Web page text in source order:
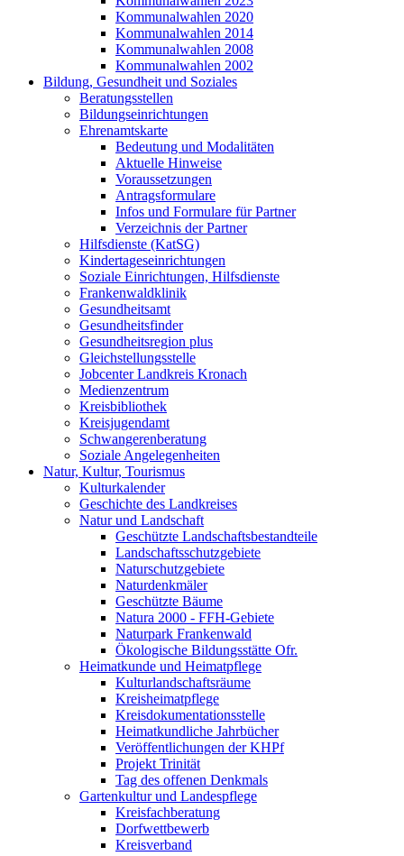
Kommunalwahlen 2020
Kommunalwahlen 2014
Kommunalwahlen 2008
Kommunalwahlen 2002
Bildung, Gesundheit und Soziales
Beratungsstellen
Bildungseinrichtungen
Ehrenamtskarte
Bedeutung und Modalitäten
Aktuelle Hinweise
Voraussetzungen
Antragsformulare
Infos und Formulare für Partner
Verzeichnis der Partner
Hilfsdienste (KatSG)
Kindertageseinrichtungen
Soziale Einrichtungen, Hilfsdienste
Frankenwaldklinik
Gesundheitsamt
Gesundheitsfinder
Gesundheitsregion plus
Gleichstellungsstelle
Jobcenter Landkreis Kronach
Medienzentrum
Kreisbibliothek
Kreisjugendamt
Schwangerenberatung
Soziale Angelegenheiten
Natur, Kultur, Tourismus
Kulturkalender
Geschichte des Landkreises
Natur und Landschaft
Geschützte Landschaftsbestandteile
Landschaftsschutzgebiete
Naturschutzgebiete
Naturdenkmäler
Geschützte Bäume
Natura 2000 - FFH-Gebiete
Naturpark Frankenwald
Ökologische Bildungsstätte Ofr.
Heimatkunde und Heimatpflege
Kulturlandschaftsräume
Kreisheimatpflege
Kreisdokumentationsstelle
Heimatkundliche Jahrbücher
Veröffentlichungen der KHPf
Projekt Trinität
Tag des offenen Denkmals
Gartenkultur und Landespflege
Kreisfachberatung
Dorfwettbewerb
Kreisverband